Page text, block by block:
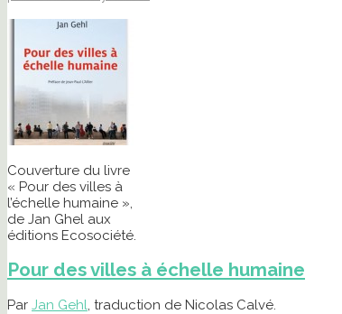
Couverture du livre
« Pour des villes à
l’échelle humaine »,
de Jan Ghel aux
éditions Ecosociété.
Pour des villes à échelle humaine
Par Jan Gehl, traduction de Nicolas Calvé.